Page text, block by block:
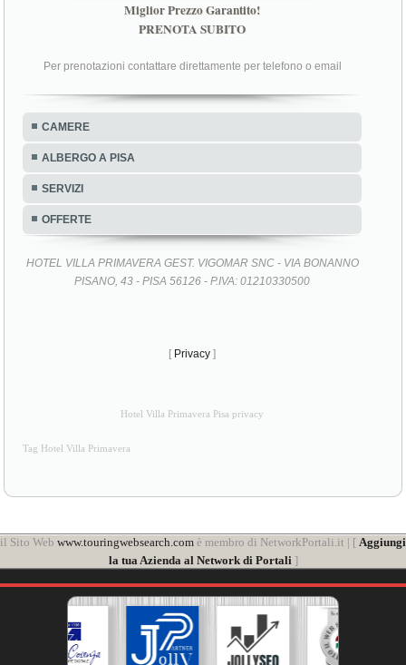
Miglior Prezzo Garantito!
PRENOTA SUBITO
Per prenotazioni contattare direttamente per telefono o email
CAMERE
ALBERGO A PISA
SERVIZI
OFFERTE
HOTEL VILLA PRIMAVERA GEST. VIGOMAR SNC - VIA BONANNO
PISANO, 43 - PISA 56126 - P.IVA: 01210330500
[ Privacy ]
Hotel Villa Primavera Pisa privacy
Tag Hotel Villa Primavera
il Sito Web www.touringwebsearch.com è membro di NetworkPortali.it | [ Aggiungi
la tua Azienda al Network di Portali ]